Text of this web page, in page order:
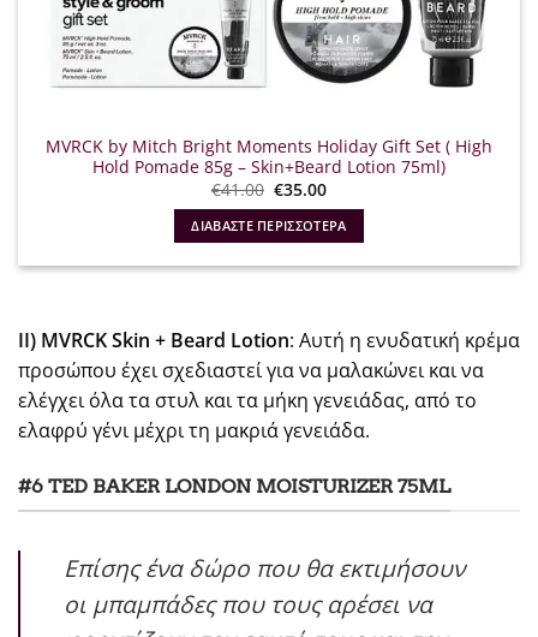
MVRCK by Mitch Bright Moments Holiday Gift Set ( High
Hold Pomade 85g – Skin+Beard Lotion 75ml)
€41.00 Original
price
was:
€41.00.
€35.00Η
τιμή
είναι:
€35.00.
ΔΙΑΒΆΣΤΕ ΠΕΡΙΣΣΌΤΕΡΑ
ΙΙ) MVRCK Skin + Beard Lotion: Αυτή η ενυδατική κρέμα
προσώπου έχει σχεδιαστεί για να μαλακώνει και να
ελέγχει όλα τα στυλ και τα μήκη γενειάδας, από το
ελαφρύ γένι μέχρι τη μακριά γενειάδα.
#6 TED BAKER LONDON MOISTURIZER 75ML
Επίσης ένα δώρο που θα εκτιμήσουν
οι μπαμπάδες που τους αρέσει να